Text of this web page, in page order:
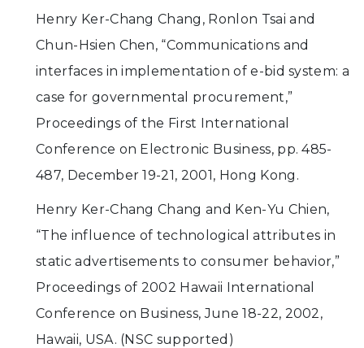
Henry Ker-Chang Chang, Ronlon Tsai and
Chun-Hsien Chen, “Communications and
interfaces in implementation of e-bid system: a
case for governmental procurement,”
Proceedings of the First International
Conference on Electronic Business, pp. 485-
487, December 19-21, 2001, Hong Kong.
Henry Ker-Chang Chang and Ken-Yu Chien,
“The influence of technological attributes in
static advertisements to consumer behavior,”
Proceedings of 2002 Hawaii International
Conference on Business, June 18-22, 2002,
Hawaii, USA. (NSC supported)